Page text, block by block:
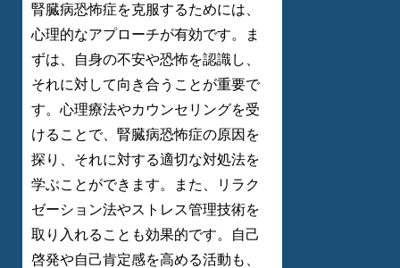
腎臓病恐怖症を克服するためには、
心理的なアプローチが有効です。ま
ずは、自身の不安や恐怖を認識し、
それに対して向き合うことが重要で
す。心理療法やカウンセリングを受
けることで、腎臓病恐怖症の原因を
探り、それに対する適切な対処法を
学ぶことができます。また、リラク
ゼーション法やストレス管理技術を
取り入れることも効果的です。自己
啓発や自己肯定感を高める活動も、